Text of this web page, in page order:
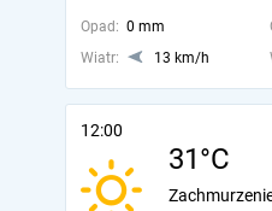
Opad: 0 mm
Wiatr:
13 km/h
12:00
31°C